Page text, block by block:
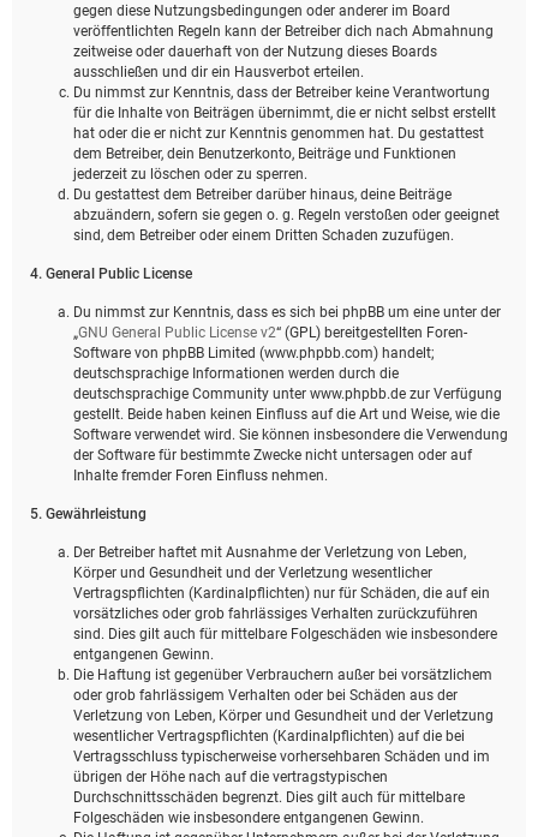
gegen diese Nutzungsbedingungen oder anderer im Board
veröffentlichten Regeln kann der Betreiber dich nach Abmahnung
zeitweise oder dauerhaft von der Nutzung dieses Boards
ausschließen und dir ein Hausverbot erteilen.
Du nimmst zur Kenntnis, dass der Betreiber keine Verantwortung
für die Inhalte von Beiträgen übernimmt, die er nicht selbst erstellt
hat oder die er nicht zur Kenntnis genommen hat. Du gestattest
dem Betreiber, dein Benutzerkonto, Beiträge und Funktionen
jederzeit zu löschen oder zu sperren.
Du gestattest dem Betreiber darüber hinaus, deine Beiträge
abzuändern, sofern sie gegen o. g. Regeln verstoßen oder geeignet
sind, dem Betreiber oder einem Dritten Schaden zuzufügen.
4. General Public License
Du nimmst zur Kenntnis, dass es sich bei phpBB um eine unter der
„GNU General Public License v2“ (GPL) bereitgestellten Foren-
Software von phpBB Limited (www.phpbb.com) handelt;
deutschsprachige Informationen werden durch die
deutschsprachige Community unter www.phpbb.de zur Verfügung
gestellt. Beide haben keinen Einfluss auf die Art und Weise, wie die
Software verwendet wird. Sie können insbesondere die Verwendung
der Software für bestimmte Zwecke nicht untersagen oder auf
Inhalte fremder Foren Einfluss nehmen.
5. Gewährleistung
Der Betreiber haftet mit Ausnahme der Verletzung von Leben,
Körper und Gesundheit und der Verletzung wesentlicher
Vertragspflichten (Kardinalpflichten) nur für Schäden, die auf ein
vorsätzliches oder grob fahrlässiges Verhalten zurückzuführen
sind. Dies gilt auch für mittelbare Folgeschäden wie insbesondere
entgangenen Gewinn.
Die Haftung ist gegenüber Verbrauchern außer bei vorsätzlichem
oder grob fahrlässigem Verhalten oder bei Schäden aus der
Verletzung von Leben, Körper und Gesundheit und der Verletzung
wesentlicher Vertragspflichten (Kardinalpflichten) auf die bei
Vertragsschluss typischerweise vorhersehbaren Schäden und im
übrigen der Höhe nach auf die vertragstypischen
Durchschnittsschäden begrenzt. Dies gilt auch für mittelbare
Folgeschäden wie insbesondere entgangenen Gewinn.